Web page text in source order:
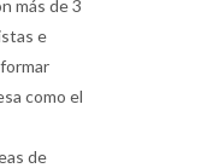
más de 3
e
como el
de